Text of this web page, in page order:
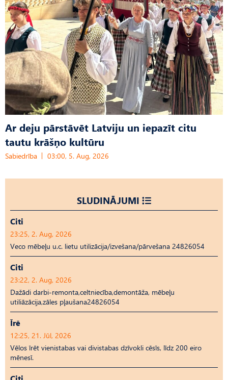
Ar deju pārstāvēt Latviju un iepazīt citu
tautu krāšņo kultūru
Sabiedrība 03:00, 5. Aug, 2026
SLUDINĀJUMI
Citi
23:25, 2. Aug, 2026
Veco mēbeļu u.c. lietu utilizācija/izvešana/pārvešana 24826054
Citi
23:22, 2. Aug, 2026
Dažādi darbi-remonta,celtniecība,demontāža, mēbeļu
utiliāzācija,zāles pļaušana24826054
Īrē
12:25, 21. Jūl, 2026
Vēlos īrēt vienistabas vai divistabas dzīvokli cēsīs, līdz 200 eiro
mēnesī.